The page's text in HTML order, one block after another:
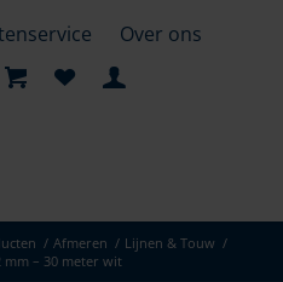
Over ons
/ Afmeren / Lijnen & Touw /
– 30 meter wit